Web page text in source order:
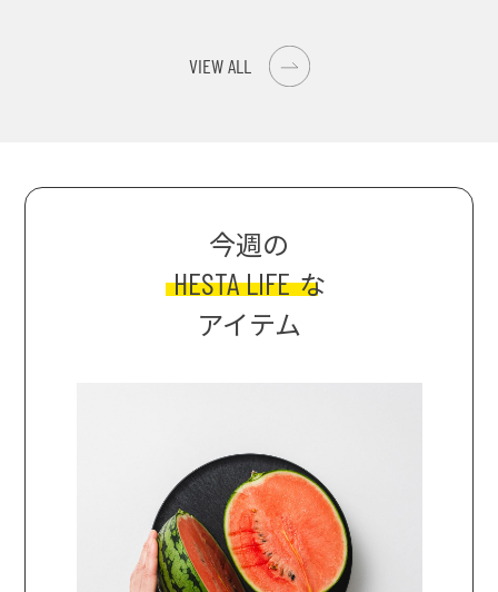
VIEW ALL
今週の
HESTA LIFE な
アイテム